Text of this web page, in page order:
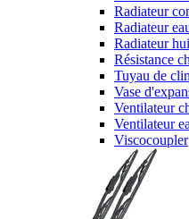
Radiateur
Radiateur
Radiateur
Résistance
Tuyau de
Vase
Ventilateur
Ventilateur
Viscocoupler